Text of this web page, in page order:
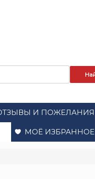
И ПОЖЕЛАНИЯ
МОЁ ИЗБРАННОЕ